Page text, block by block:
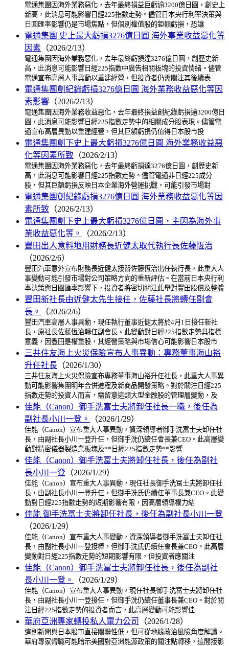
電通集團因海外業務惡化，去年最終損益巨虧逾3200億日圓，創史上
新高，此消息可能影響日經225指數走勢。儘管日本央行利率決策與
日圓匯率影響仍是市場焦點，但個別權值股的鉅額虧損，恐讓
電通集團 史上最大虧損3276億日圓 海外事業收益惡化等
因素 （2026/2/13）
電通集團因海外業務惡化，去年最終虧損達3276億日圓，創歷史新
高，此消息可能影響日經225指數中廣告相關板塊的投資情緒。儘管
電通宣布高層人事異動以重建經營，但投資者仍需關注其後續表
電通集團創紀錄虧損3276億日圓 海外業務收益惡化等因
素影響 （2026/2/13）
電通集團因海外業務收益惡化，去年最終損益創紀錄虧損逾3200億日
圓，此消息可能影響日經225指數走勢中的相關成分股表現。儘管電
通宣布高層異動以重建經營，但其巨額虧損仍值得日本股市投
電通集團創下史上最大虧損3276億日圓 海外業務收益惡
化等因素所致 （2026/2/13）
電通集團因海外業務惡化，去年最終虧損達3276億日圓，創歷史新
高，此消息可能影響日經225指數走勢。儘管電通非日經225成分
股，但其巨額虧損反映日本企業海外營運挑戰，可能引發市場對
電通集團創紀錄虧損3276億日圓 海外業務收益惡化等因
素所致 （2026/2/13）
電通集團創下史上最大虧損3276億日圓，主因為海外事
業收益惡化等。
（2026/2/13）
豐田出人意料地用財務長近健太取代執行長佐藤恆治
（2026/2/6）
豐田汽車意外宣布財務長近健太接替佐藤恆治出任執行長，此重大人
事變動可能引發市場對公司策略方向的重新評估。在當前日本央行利
率決策與日圓匯率影響下，投資者將密切關注此舉對豐田股價及整體
豐田新社長由近健太先生接任，佐藤社長將轉任副會
長。
（2026/2/6）
豐田汽車高層人事異動，現任執行董事近健太將於4月1日接任新社
長，原社長佐藤恆治轉任副會長。此變動對日經225指數走勢具指標
意義，因豐田是權重股，其經營策略與市場信心可能影響日本股市
三井住友海上火災保險宣布人事異動：專務董事海山裕
升任社長 （2026/1/30）
三井住友海上火災保險宣布專務董事海山裕升任社長，此重大人事異
動可能影響集團明年合併進程及新商品開發策略。對於關注日經225
指數走勢的投資人而言，需留意這類大型金融股的管理層變動，及
佳能（Canon）御手洗富士夫將卸任社長一職，後任為
副社長小川一登。
（2026/1/29）
佳能（Canon）宣布重大人事異動，資深領導者御手洗富士夫卸任社
長，由副社長小川一登升任，但御手洗仍續任會長兼CEO。此高層變
動對精密儀器製造業板塊及**日經225指數走勢**影響
佳能（Canon）御手洗冨士夫將卸任社長，後任為副社
長小川一登 （2026/1/29）
佳能（Canon）宣布重大人事異動，現任社長御手洗冨士夫將卸任社
長，由副社長小川一登升任，但御手洗氏仍續任董事長兼CEO。此變
動對日經225指數走勢的短期影響有限，因高層領導權力結
佳能 御手洗冨士夫將卸任社長，後任為副社長小川一登
（2026/1/29）
佳能（Canon）宣布重大人事變動，資深領導者御手洗冨士夫卸任社
長，由副社長小川一登接棒，但御手洗氏仍續任會長兼CEO。此高層
變動對日經225指數走勢的短期影響有限，但投資者應關注
佳能（Canon）御手洗冨士夫將卸任社長，後任為副社
長小川一登。
（2026/1/29）
佳能（Canon）宣布重大人事異動，現任社長御手洗冨士夫將卸任社
長，由副社長小川一登接任，但御手洗仍續任董事長兼CEO。對於關
注日經225指數走勢的投資者而言，此高層變動可能影響佳
華府亞洲專家轉投私人電力公司 （2026/1/28）
這則新聞與日本股市直接關聯性低，但可從地緣政治風險角度解讀。
華府專家轉職可能暗示美國對亞洲能源政策的關注點轉移，這間接影